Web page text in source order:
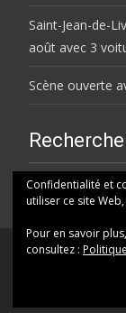
Saint-Jean-de-
août avec 3
Scène ouverte
Rechercher
Confidentialité et
utiliser ce site
Pour en savoir
consultez :